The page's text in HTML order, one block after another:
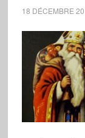
18 DÉCEMBRE